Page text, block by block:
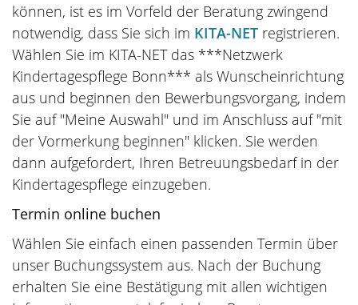
können, ist es im Vorfeld der Beratung zwingend
notwendig, dass Sie sich im KITA-NET registrieren.
Wählen Sie im KITA-NET das ***Netzwerk
Kindertagespflege Bonn*** als Wunscheinrichtung
aus und beginnen den Bewerbungsvorgang, indem
Sie auf "Meine Auswahl" und im Anschluss auf "mit
der Vormerkung beginnen" klicken. Sie werden
dann aufgefordert, Ihren Betreuungsbedarf in der
Kindertagespflege einzugeben.
Termin online buchen
Wählen Sie einfach einen passenden Termin über
unser Buchungssystem aus. Nach der Buchung
erhalten Sie eine Bestätigung mit allen wichtigen